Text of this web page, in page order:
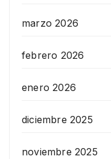
marzo 2026
febrero 2026
enero 2026
diciembre 2025
noviembre 2025